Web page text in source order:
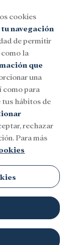
cookies
navegación
de permitir
la
que
una
como para
hábitos de
rechazar
Para más